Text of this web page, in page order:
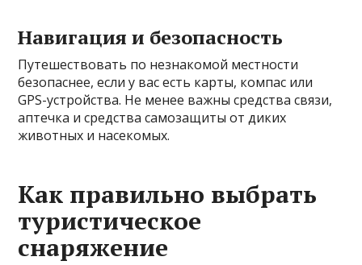
Навигация и безопасность
Путешествовать по незнакомой местности
безопаснее, если у вас есть карты, компас или
GPS-устройства. Не менее важны средства связи,
аптечка и средства самозащиты от диких
животных и насекомых.
Как правильно выбрать
туристическое
снаряжение